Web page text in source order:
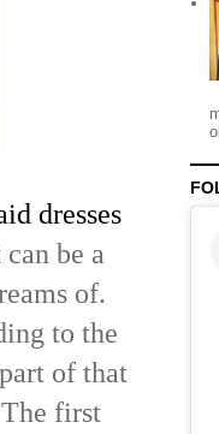
dresses
be a
of.
to the
of that
first